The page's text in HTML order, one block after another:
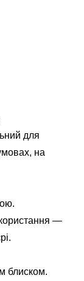
для
на
—
блиском.